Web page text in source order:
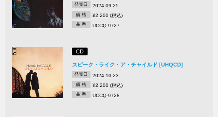
発売日 2024.09.25
価 格 ¥2,200 (税込)
品 番 UCCQ-9727
CD
スピーク・ライク・ア・チャイルド [UHQCD]
発売日 2024.10.23
価 格 ¥2,200 (税込)
品 番 UCCQ-9728